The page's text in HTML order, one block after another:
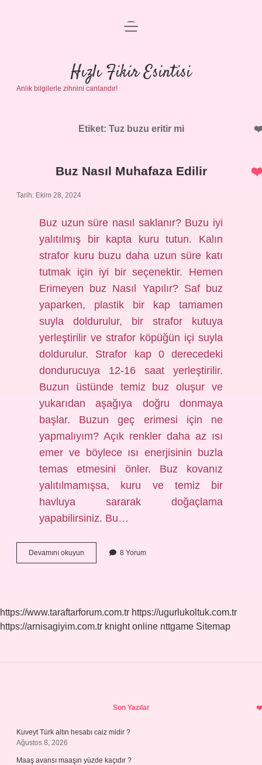
Anasayfa
Gizlilik Politikası
Yasal Uyarı
menüyü
Hızlı Fikir Esintisi
Anlık bilgilerle zihnini canlandır!
Etiket: Tuz buzu eritir mi
Buz Nasıl Muhafaza Edilir
Tarih: Ekim 28, 2024
Buz uzun süre nasıl saklanır? Buzu iyi
yalıtılmış bir kapta kuru tutun. Kalın
strafor kuru buzu daha uzun süre katı
tutmak için iyi bir seçenektir. Hemen
Erimeyen buz Nasıl Yapılır? Saf buz
yaparken, plastik bir kap tamamen
suyla doldurulur, bir strafor kutuya
yerleştirilir ve strafor köpüğün içi suyla
doldurulur. Strafor kap 0 derecedeki
dondurucuya 12-16 saat yerleştirilir.
Buzun üstünde temiz buz oluşur ve
yukarıdan aşağıya doğru donmaya
başlar. Buzun geç erimesi için ne
yapmalıyım? Açık renkler daha az ısı
emer ve böylece ısı enerjisinin buzla
temas etmesini önler. Buz kovanız
yalıtılmamışsa, kuru ve temiz bir
havluya sararak doğaçlama
yapabilirsiniz. Bu…
Devamını okuyun
Nasıl
8 Yorum
https://www.taraftarforum.com.tr https://ugurlukoltuk.com.tr
https://arnisagiyim.com.tr knight online nttgame Sitemap
Son Yazılar
Kuveyt Türk altın hesabı caiz midir ?
Ağustos 8, 2026
Maaş avansı maaşın yüzde kaçıdır ?